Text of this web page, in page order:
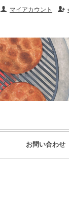
マイアカウント
お問い合わせ